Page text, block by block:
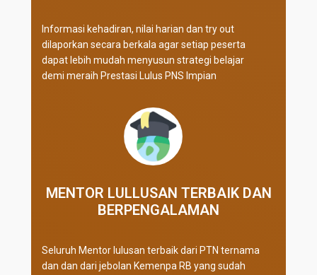
Informasi kehadiran, nilai harian dan try out
dilaporkan secara berkala agar setiap peserta
dapat lebih mudah menyusun strategi belajar
demi meraih Prestasi Lulus PNS Impian
MENTOR LULLUSAN TERBAIK DAN
BERPENGALAMAN
Seluruh Mentor lulusan terbaik dari PTN ternama
dan dan dari jebolan Kemenpa RB yang sudah